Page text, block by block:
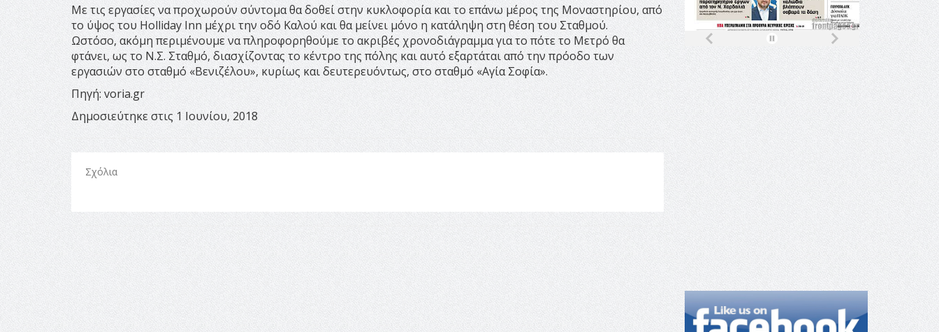
Με τις εργασίες να προχωρούν σύντομα θα δοθεί στην κυκλοφορία και το επάνω μέρος της Μοναστηρίου, από
το ύψος του Holliday Inn μέχρι την οδό Καλού και θα μείνει μόνο η κατάληψη στη θέση του Σταθμού.
Ωστόσο, ακόμη περιμένουμε να πληροφορηθούμε το ακριβές χρονοδιάγραμμα για το πότε το Μετρό θα
φτάνει, ως το Ν.Σ. Σταθμό, διασχίζοντας το κέντρο της πόλης και αυτό εξαρτάται από την πρόοδο των
εργασιών στο σταθμό «Βενιζέλου», κυρίως και δευτερευόντως, στο σταθμό «Αγία Σοφία».
Πηγή: voria.gr
Δημοσιεύτηκε στις 1 Ιουνίου, 2018
Σχόλια